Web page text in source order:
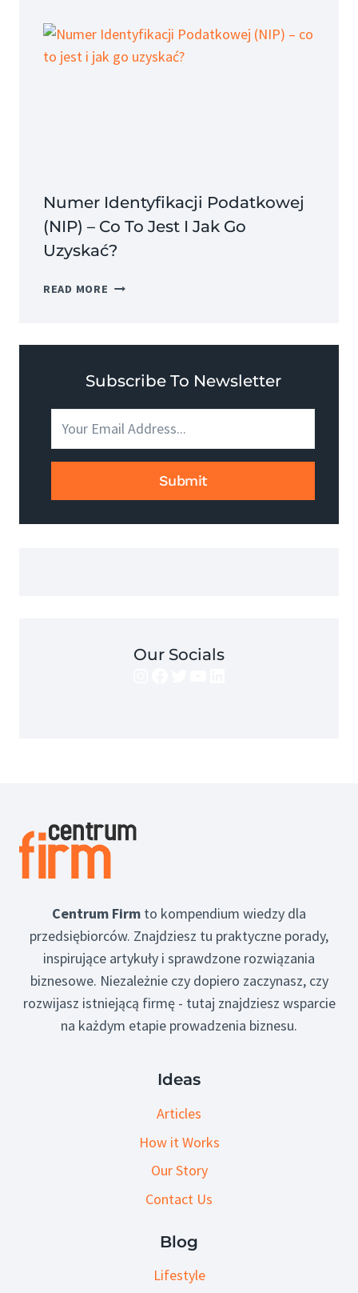
CO
JEST
Numer Identyfikacji Podatkowej
(NIP) – Co To Jest I Jak Go
Uzyskać?
READ MORE NUMER
CO
JEST
I
JAK
UZYSKAĆ?
Subscribe To Newsletter
Submit
Our Socials
Centrum Firm to kompendium wiedzy dla
przedsiębiorców. Znajdziesz tu praktyczne porady,
inspirujące artykuły i sprawdzone rozwiązania
biznesowe. Niezależnie czy dopiero zaczynasz, czy
rozwijasz istniejącą firmę - tutaj znajdziesz wsparcie
na każdym etapie prowadzenia biznesu.
Ideas
Articles
How it Works
Our Story
Contact Us
Blog
Lifestyle